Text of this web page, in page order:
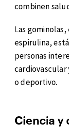
combinen
Las
espirulina,
personas
cardiovascular
o deportivo.
Ciencia y